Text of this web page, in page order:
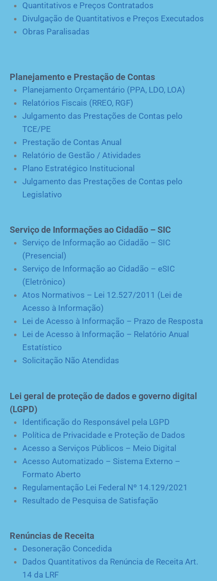
Quantitativos e Preços Contratados
Divulgação de Quantitativos e Preços Executados
Obras Paralisadas
Planejamento e Prestação de Contas
Planejamento Orçamentário (PPA, LDO, LOA)
Relatórios Fiscais (RREO, RGF)
Julgamento das Prestações de Contas pelo
TCE/PE
Prestação de Contas Anual
Relatório de Gestão / Atividades
Plano Estratégico Institucional
Julgamento das Prestações de Contas pelo
Legislativo
Serviço de Informações ao Cidadão – SIC
Serviço de Informação ao Cidadão – SIC
(Presencial)
Serviço de Informação ao Cidadão – eSIC
(Eletrônico)
Atos Normativos – Lei 12.527/2011 (Lei de
Acesso à Informação)
Lei de Acesso à Informação – Prazo de Resposta
Lei de Acesso à Informação – Relatório Anual
Estatístico
Solicitação Não Atendidas
Lei geral de proteção de dados e governo digital
(LGPD)
Identificação do Responsável pela LGPD
Política de Privacidade e Proteção de Dados
Acesso a Serviços Públicos – Meio Digital
Acesso Automatizado – Sistema Externo –
Formato Aberto
Regulamentação Lei Federal Nº 14.129/2021
Resultado de Pesquisa de Satisfação
Renúncias de Receita
Desoneração Concedida
Dados Quantitativos da Renúncia de Receita Art.
14 da LRF